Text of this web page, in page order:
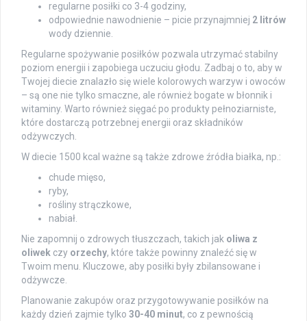
regularne posiłki co 3-4 godziny,
odpowiednie nawodnienie – picie przynajmniej 2 litrów
wody dziennie.
Regularne spożywanie posiłków pozwala utrzymać stabilny
poziom energii i zapobiega uczuciu głodu. Zadbaj o to, aby w
Twojej diecie znalazło się wiele kolorowych warzyw i owoców
– są one nie tylko smaczne, ale również bogate w błonnik i
witaminy. Warto również sięgać po produkty pełnoziarniste,
które dostarczą potrzebnej energii oraz składników
odżywczych.
W diecie 1500 kcal ważne są także zdrowe źródła białka, np.:
chude mięso,
ryby,
rośliny strączkowe,
nabiał.
Nie zapomnij o zdrowych tłuszczach, takich jak oliwa z
oliwek czy orzechy, które także powinny znaleźć się w
Twoim menu. Kluczowe, aby posiłki były zbilansowane i
odżywcze.
Planowanie zakupów oraz przygotowywanie posiłków na
każdy dzień zajmie tylko 30-40 minut, co z pewnością